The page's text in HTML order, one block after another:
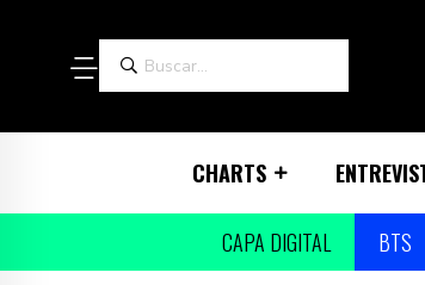
CHARTS
CAPA DIGITAL BTS